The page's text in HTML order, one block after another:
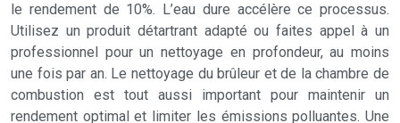
le rendement de 10%. L’eau dure accélère ce processus.
Utilisez un produit détartrant adapté ou faites appel à un
professionnel pour un nettoyage en profondeur, au moins
une fois par an. Le nettoyage du brûleur et de la chambre de
combustion est tout aussi important pour maintenir un
rendement optimal et limiter les émissions polluantes. Une